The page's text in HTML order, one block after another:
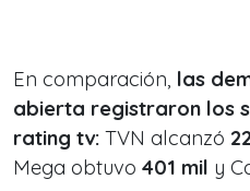
En comparación, las
abierta registraron los
rating tv: TVN alcanzó
Mega obtuvo 401 mil y